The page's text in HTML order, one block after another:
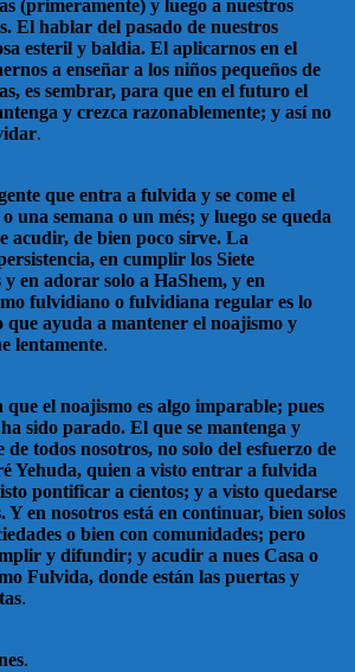
(primeramente) y luego a nuestros
El hablar del pasado de nuestros
esteril y baldia. El aplicarnos en el
a enseñar a los niños pequeños de
es sembrar, para que en el futuro el
y crezca razonablemente; y así no
.
que entra a fulvida y se come el
una semana o un més; y luego se queda
acudir, de bien poco sirve. La
en cumplir los Siete
en adorar solo a HaShem, y en
fulvidiano o fulvidiana regular es lo
ayuda a mantener el noajismo y
lentamente.
el noajismo es algo imparable; pues
sido parado. El que se mantenga y
de todos nosotros, no solo del esfuerzo de
Yehuda, quien a visto entrar a fulvida
pontificar a cientos; y a visto quedarse
Y en nosotros está en continuar, bien solos
o bien con comunidades; pero
y difundir; y acudir a nues Casa o
Fulvida, donde están las puertas y
.
.